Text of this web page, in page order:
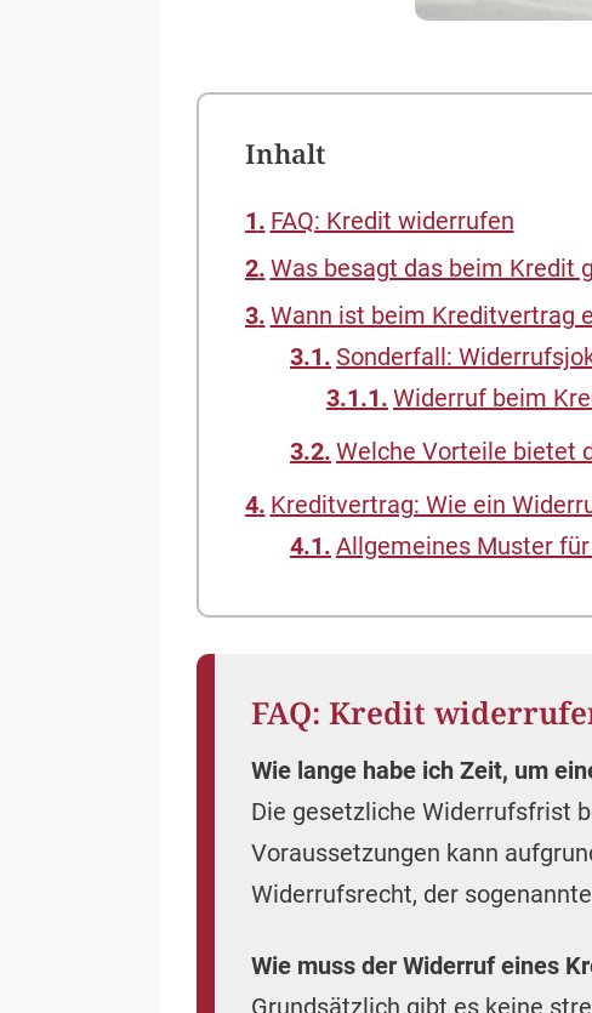
Inhalt
FAQ: Kredit widerrufen
Was besagt das beim Kredit
Wann ist beim Kreditvertrag
Sonderfall:
Widerruf beim
Welche Vorteile bietet
Kreditvertrag: Wie ein
Allgemeines Muster
FAQ: Kredit
Wie lange habe ich Zeit, um
Die gesetzliche Widerrufsfrist
Voraussetzungen kann
Widerrufsrecht, der
Wie muss der Widerruf eines
Grundsätzlich gibt es keine